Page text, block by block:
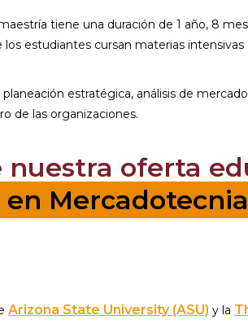
tiene una duración de 1 año, 8
los estudiantes cursan materias
estratégica, análisis de
de las organizaciones.
nuestra oferta
Mercadotecnia
Arizona State University (ASU) y la